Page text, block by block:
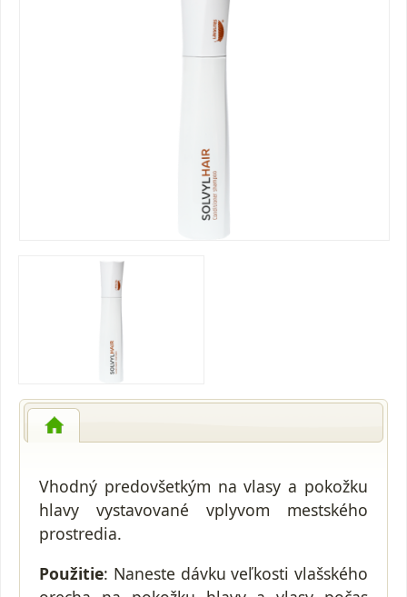
Vhodný predovšetkým na vlasy a pokožku
hlavy vystavované vplyvom mestského
prostredia.
Použitie: Naneste dávku veľkosti vlašského